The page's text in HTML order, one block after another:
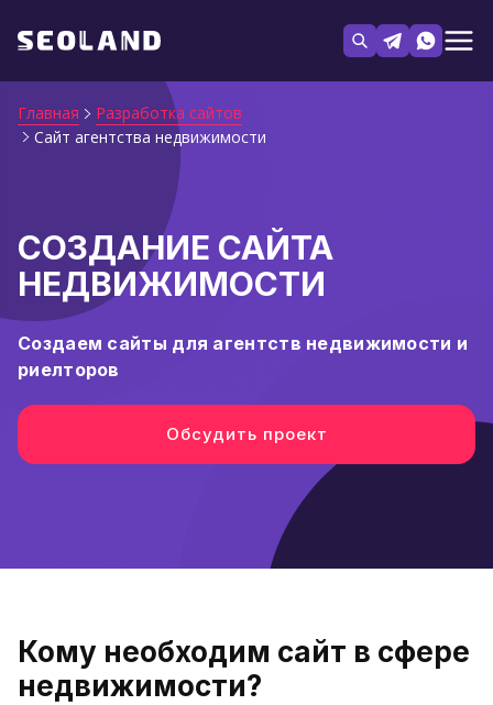
Главная
Разработка сайтов
Сайт агентства недвижимости
СОЗДАНИЕ САЙТА
НЕДВИЖИМОСТИ
Создаем сайты для агентств недвижимости и
риелторов
Обсудить проект
Кому необходим сайт в сфере
недвижимости?